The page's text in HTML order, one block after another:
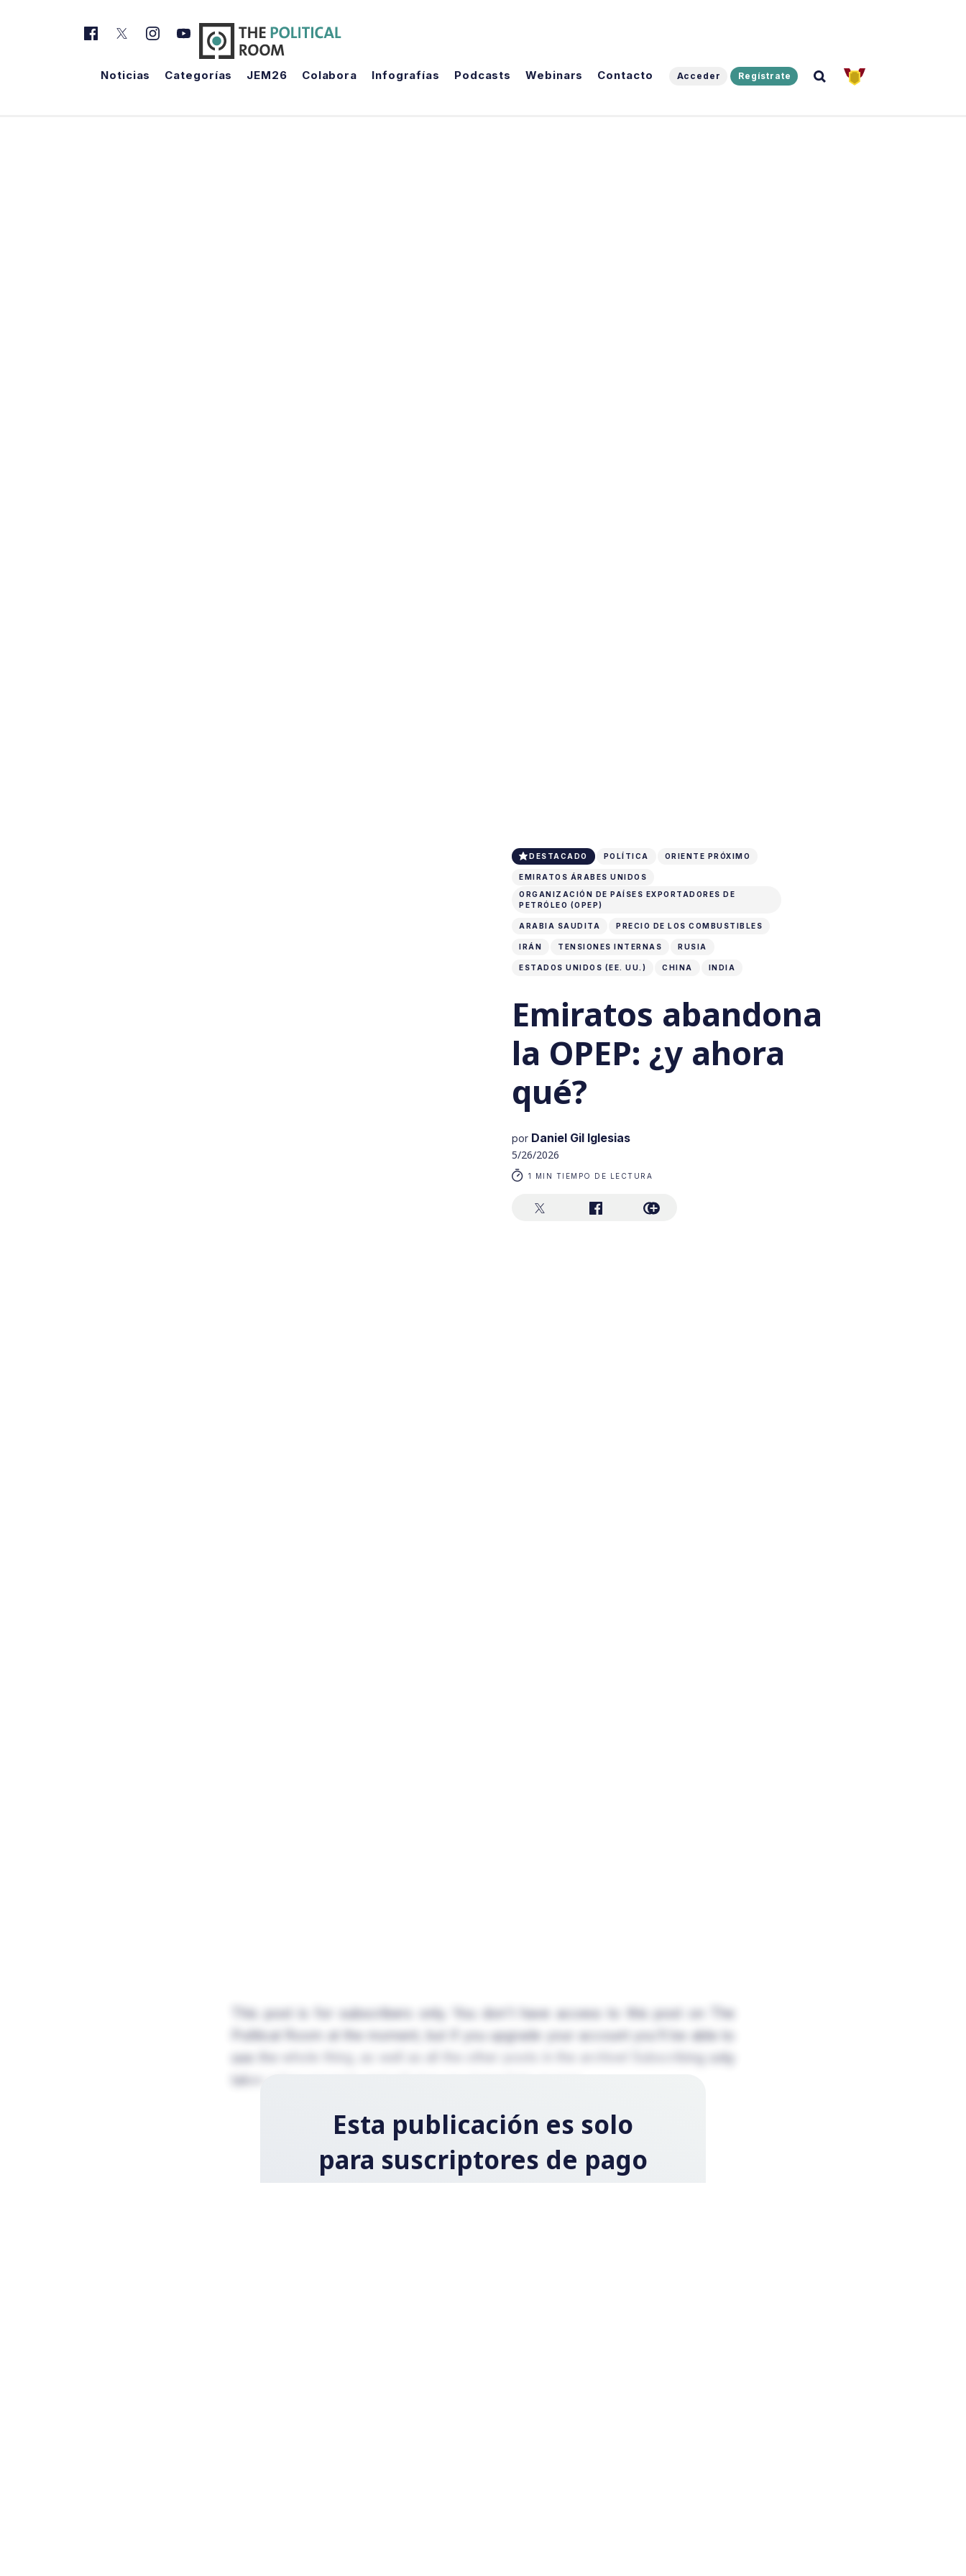
Noticias Categorías JEM26 Colabora Infografías Podcasts Webinars Contacto Acceder Regístrate
DESTACADO POLÍTICA ORIENTE PRÓXIMO
EMIRATOS ÁRABES UNIDOS
ORGANIZACIÓN DE PAÍSES EXPORTADORES DE
PETRÓLEO (OPEP)
ARABIA SAUDITA PRECIO DE LOS COMBUSTIBLES
IRÁN TENSIONES INTERNAS RUSIA
ESTADOS UNIDOS (EE. UU.) CHINA INDIA
Emiratos abandona
la OPEP: ¿y ahora
qué?
por Daniel Gil Iglesias
5/26/2026
1 MIN TIEMPO DE LECTURA
This post is for subscribers only. You don't have access to this post on The
Political Room at the moment, but if you upgrade your account you'll be able to
see the whole thing, as well as all the other posts in the archive! Subscribing only
takes a few seconds and will give you immediate access.
Esta publicación es solo
para suscriptores de pago